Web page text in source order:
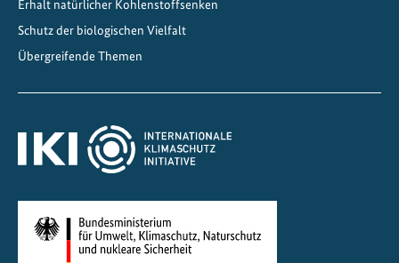
m
u
g
Erhalt natürlicher Kohlenstoffsenken
Schutz der biologischen Vielfalt
Übergreifende Themen